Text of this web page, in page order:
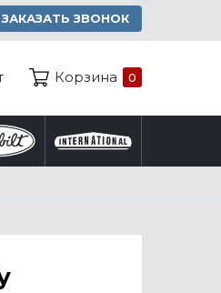
ЗАКАЗАТЬ ЗВОНОК
Корзина 0